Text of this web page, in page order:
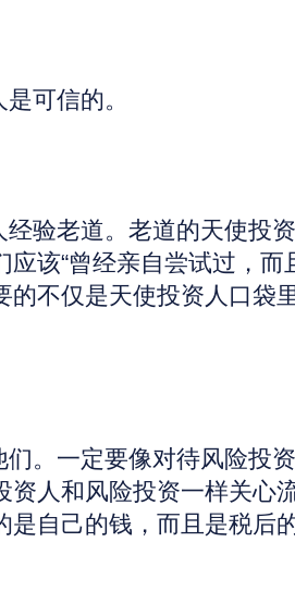
可信的。
老道。老道的天使投资
该“曾经亲自尝试过，而
的不仅是天使投资人口袋
一定要像对待风险投资
资人和风险投资一样关
是自己的钱，而且是税后